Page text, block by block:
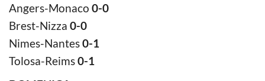
Angers-Monaco 0-0
Brest-Nizza 0-0
Nimes-Nantes0-1
Tolosa-Reims0-1